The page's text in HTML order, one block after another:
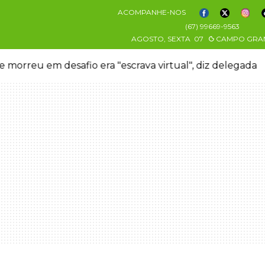
ACOMPANHE-NOS
(67) 99669-9563
AGOSTO, SEXTA 07 CAMPO
morreu em desafio era "escrava virtual", diz delegada